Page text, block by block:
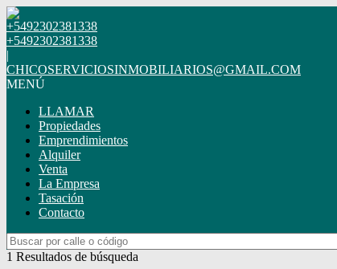
+5492302381338
+5492302381338
|
CHICOSERVICIOSINMOBILIARIOS@GMAIL.COM
MENÚ
LLAMAR
Propiedades
Emprendimientos
Alquiler
Venta
La Empresa
Tasación
Contacto
1 Resultados de búsqueda